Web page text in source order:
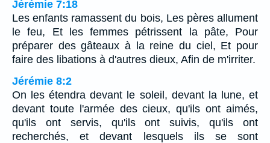
Jérémie 7:18
Les enfants ramassent du bois, Les pères allument
le feu, Et les femmes pétrissent la pâte, Pour
préparer des gâteaux à la reine du ciel, Et pour
faire des libations à d'autres dieux, Afin de m'irriter.
Jérémie 8:2
On les étendra devant le soleil, devant la lune, et
devant toute l'armée des cieux, qu'ils ont aimés,
qu'ils ont servis, qu'ils ont suivis, qu'ils ont
recherchés, et devant lesquels ils se sont